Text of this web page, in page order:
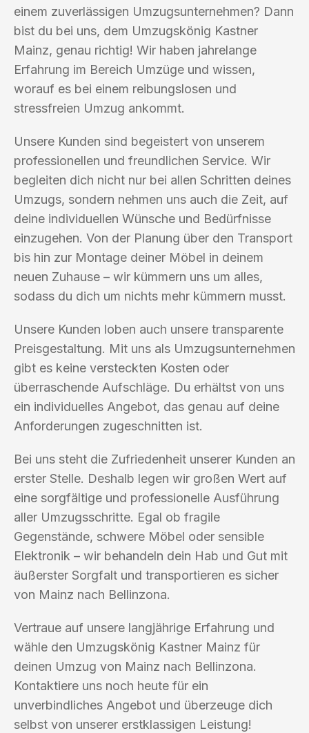
einem zuverlässigen Umzugsunternehmen? Dann
bist du bei uns, dem Umzugskönig Kastner
Mainz, genau richtig! Wir haben jahrelange
Erfahrung im Bereich Umzüge und wissen,
worauf es bei einem reibungslosen und
stressfreien Umzug ankommt.
Unsere Kunden sind begeistert von unserem
professionellen und freundlichen Service. Wir
begleiten dich nicht nur bei allen Schritten deines
Umzugs, sondern nehmen uns auch die Zeit, auf
deine individuellen Wünsche und Bedürfnisse
einzugehen. Von der Planung über den Transport
bis hin zur Montage deiner Möbel in deinem
neuen Zuhause – wir kümmern uns um alles,
sodass du dich um nichts mehr kümmern musst.
Unsere Kunden loben auch unsere transparente
Preisgestaltung. Mit uns als Umzugsunternehmen
gibt es keine versteckten Kosten oder
überraschende Aufschläge. Du erhältst von uns
ein individuelles Angebot, das genau auf deine
Anforderungen zugeschnitten ist.
Bei uns steht die Zufriedenheit unserer Kunden an
erster Stelle. Deshalb legen wir großen Wert auf
eine sorgfältige und professionelle Ausführung
aller Umzugsschritte. Egal ob fragile
Gegenstände, schwere Möbel oder sensible
Elektronik – wir behandeln dein Hab und Gut mit
äußerster Sorgfalt und transportieren es sicher
von Mainz nach Bellinzona.
Vertraue auf unsere langjährige Erfahrung und
wähle den Umzugskönig Kastner Mainz für
deinen Umzug von Mainz nach Bellinzona.
Kontaktiere uns noch heute für ein
unverbindliches Angebot und überzeuge dich
selbst von unserer erstklassigen Leistung!